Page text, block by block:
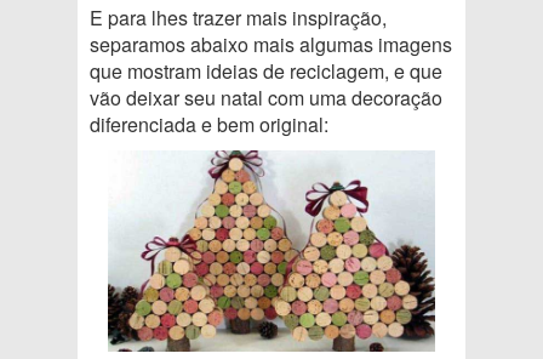
E para lhes trazer mais inspiração,
separamos abaixo mais algumas imagens
que mostram ideias de reciclagem, e que
vão deixar seu natal com uma decoração
diferenciada e bem original: